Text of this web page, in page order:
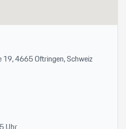
19, 4665 Oftringen, Schweiz